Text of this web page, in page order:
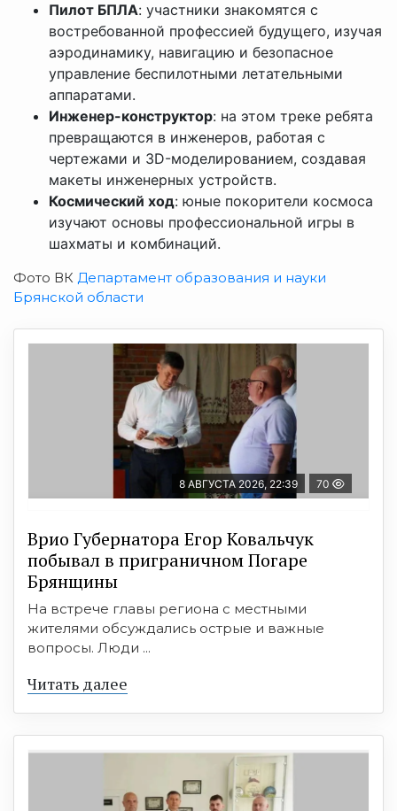
Пилот БПЛА: участники знакомятся с
востребованной профессией будущего, изучая
аэродинамику, навигацию и безопасное
управление беспилотными летательными
аппаратами.
Инженер-конструктор: на этом треке ребята
превращаются в инженеров, работая с
чертежами и 3D-моделированием, создавая
макеты инженерных устройств.
Космический ход: юные покорители космоса
изучают основы профессиональной игры в
шахматы и комбинаций.
Фото ВК Департамент образования и науки
Брянской области
8 АВГУСТА 2026, 22:39 70
Врио Губернатора Егор Ковальчук
побывал в приграничном Погаре
Брянщины
На встрече главы региона с местными
жителями обсуждались острые и важные
вопросы. Люди ...
Читать далее